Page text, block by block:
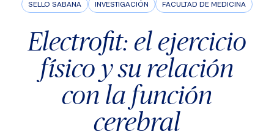
SELLO SABANA INVESTIGACIÓN FACULTAD DE MEDICINA
Electrofit: el ejercicio
físico y su relación
con la función
cerebral